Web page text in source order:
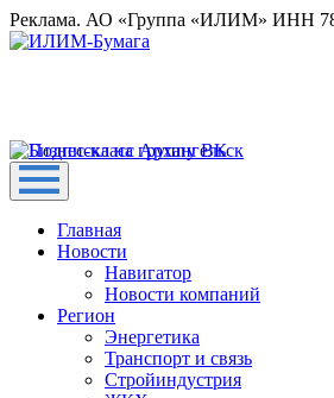
Реклама. АО «Группа «ИЛИМ» ИНН
Главная
Новости
Навигатор
Новости компаний
Регион
Энергетика
Транспорт и связь
Стройиндустрия